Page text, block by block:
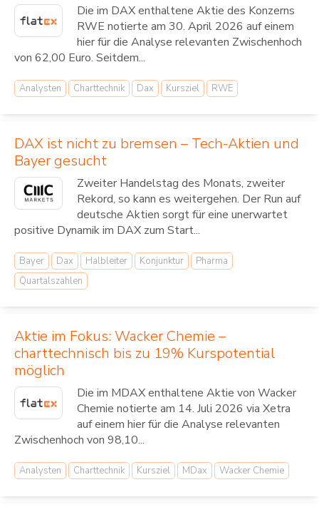
Die im DAX enthaltene Aktie des Konzerns
RWE notierte am 30. April 2026 auf einem
hier für die Analyse relevanten Zwischenhoch
von 62,00 Euro. Seitdem...
Analysten Charttechnik Dax Kursziel RWE
DAX ist nicht zu bremsen – Tech-Aktien und
Bayer gesucht
Zweiter Handelstag des Monats, zweiter
Rekord, so kann es weitergehen. Der Run auf
deutsche Aktien sorgt für eine unerwartet
positive Dynamik im DAX zum Start...
Bayer Dax Halbleiter Konjunktur
Pharma
Quartalszahlen
Aktie im Fokus: Wacker Chemie –
charttechnisch bis zu 19% Kurspotential
möglich
Die im MDAX enthaltene Aktie von Wacker
Chemie notierte am 14. Juli 2026 via Xetra
auf einem hier für die Analyse relevanten
Zwischenhoch von 98,10...
Analysten Charttechnik Kursziel MDax Wacker Chemie